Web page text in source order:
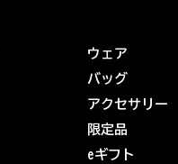
ウェア
バッグ
アクセサリー
限定品
eギフト